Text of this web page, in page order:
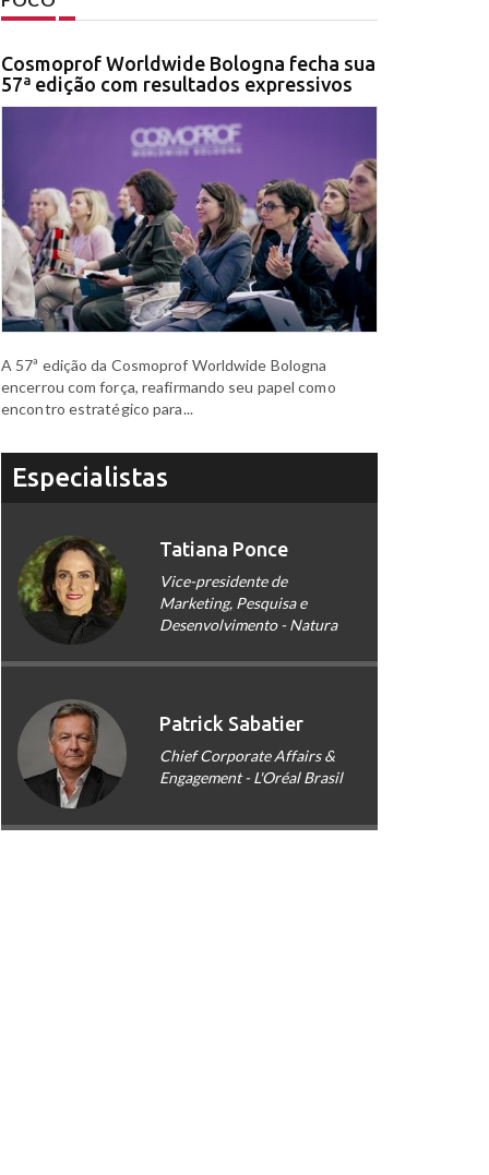
Cosmoprof Worldwide Bologna fecha sua
57ª edição com resultados expressivos
A 57ª edição da Cosmoprof Worldwide Bologna
encerrou com força, reafirmando seu papel como
encontro estratégico para...
Especialistas
Tatiana Ponce
Vice-presidente de
Marketing, Pesquisa e
Desenvolvimento - Natura
Patrick Sabatier
Chief Corporate Affairs &
Engagement - L'Oréal Brasil